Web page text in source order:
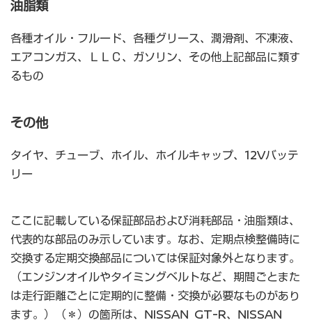
油脂類
各種オイル・フルード、各種グリース、潤滑剤、不凍液、
エアコンガス、ＬＬＣ、ガソリン、その他上記部品に類す
るもの
その他
タイヤ、チューブ、ホイル、ホイルキャップ、12Vバッテ
リー
ここに記載している保証部品および消耗部品・油脂類は、
代表的な部品のみ示しています。なお、定期点検整備時に
交換する定期交換部品については保証対象外となります。
（エンジンオイルやタイミングベルトなど、期間ごとまた
は走行距離ごとに定期的に整備・交換が必要なものがあり
ます。）（＊）の箇所は、NISSAN GT-R、NISSAN